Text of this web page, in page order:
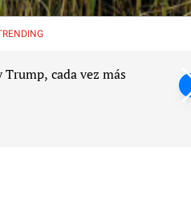
w
c
e
e
cada vez más